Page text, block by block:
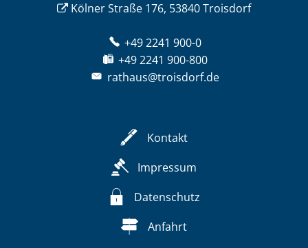
Kölner Straße 176, 53840 Troisdorf
+49 2241 900-0
+49 2241 900-800
rathaus@troisdorf.de
Kontakt
Impressum
Datenschutz
Anfahrt